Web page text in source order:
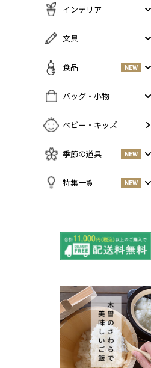
グラス・タンブラー
NEW
トレイ・コースター・鍋しき
お弁当グッズ
ポット・鉄瓶
鍋・フライパン
NEW
調理器具
保存容器
その他キッチンツール
すべての商品をみる
美容ケア
NEW
インテリア
すべての商品をみる
香・ろうそく
文具
すべての商品をみる
PCアクセサリー
食品 NEW
すべての商品を見る
コーヒー NEW
NEW
バッグ・小物
すべての商品をみる
名刺入れ・カードケース
ベビー・キッズ
季節の道具 NEW
すべての商品をみる
秋
特集一覧 NEW
よくある質問〈ほうき
全般〉
NEW
方
棕櫚箒と江戸箒の違い NEW
江戸箒の特徴 NEW
棕櫚箒の特徴 NEW
箒で見直す暮らしの基
NEW